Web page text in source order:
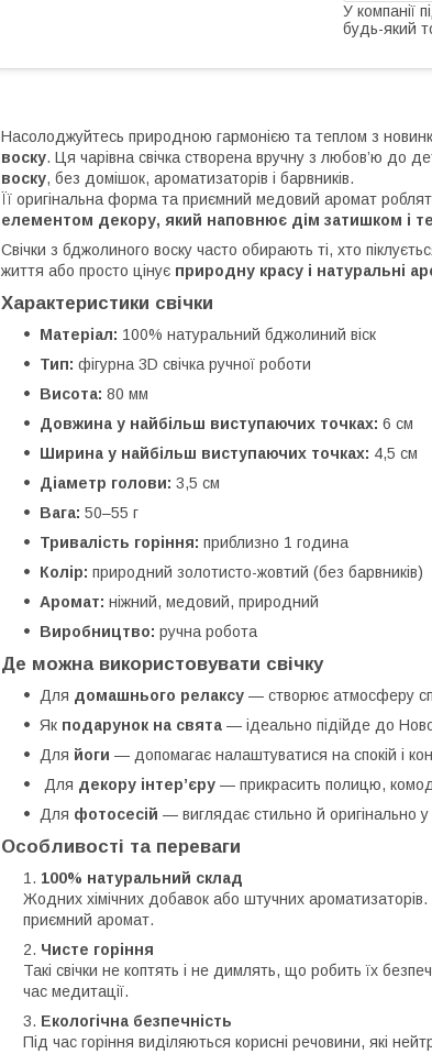
У компанії
будь-який
Насолоджуйтесь природною гармонією та теплом з
воску. Ця чарівна свічка створена вручну з любов’ю до
воску, без домішок, ароматизаторів і барвників.
Її оригінальна форма та приємний медовий аромат
елементом декору, який наповнює дім затишком і
Свічки з бджолиного воску часто обирають ті, хто
життя або просто цінує природну красу і натуральні
Характеристики свічки
Матеріал: 100% натуральний бджолиний віск
Тип: фігурна 3D свічка ручної роботи
Висота: 80 мм
Довжина у найбільш виступаючих точках: 6 см
Ширина у найбільш виступаючих точках: 4,5 см
Діаметр голови: 3,5 см
Вага: 50–55 г
Тривалість горіння: приблизно 1 година
Колір: природний золотисто-жовтий (без барвників)
Аромат: ніжний, медовий, природний
Виробництво: ручна робота
Де можна використовувати свічку
Для домашнього релаксу — створює атмосферу
Як подарунок на свята — ідеально підійде до
Для йоги — допомагає налаштуватися на спокій і
Для декору інтер’єру — прикрасить полицю, комод
Для фотосесій — виглядає стильно й оригінально
Особливості та переваги
100% натуральний склад
Жодних хімічних добавок або штучних
приємний аромат.
Чисте горіння
Такі свічки не коптять і не димлять, що робить їх
час медитації.
Екологічна безпечність
Під час горіння виділяються корисні речовини, які